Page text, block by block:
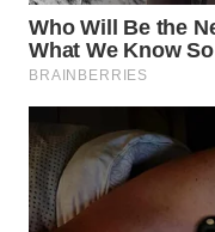
WN
PRIANGAN
TIMUR
WN
SEMARANG
WN